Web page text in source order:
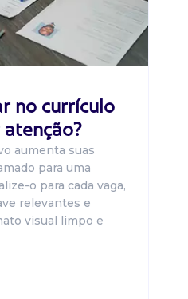
no currículo
aumenta suas
para uma
o para cada vaga,
relevantes e
visual limpo e